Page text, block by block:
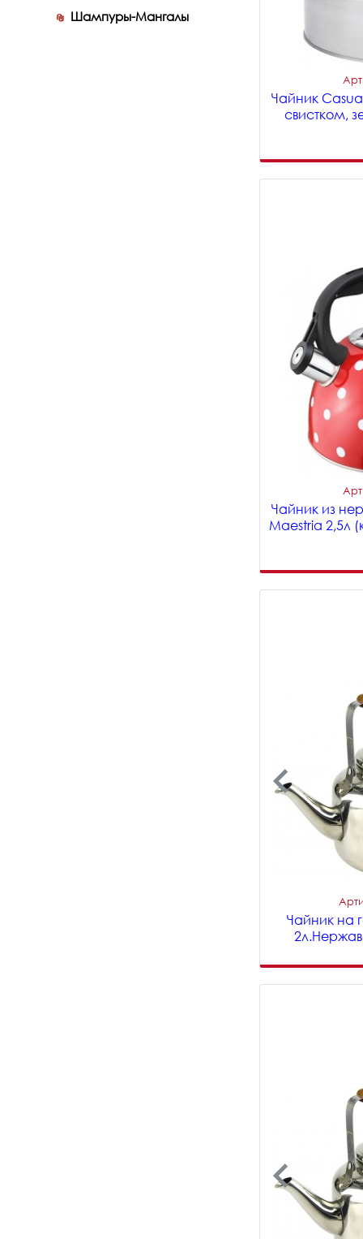
Шампуры-Мангалы
Чайник
свистком,
Чайник из
Maestria 2,5л
Чайник на